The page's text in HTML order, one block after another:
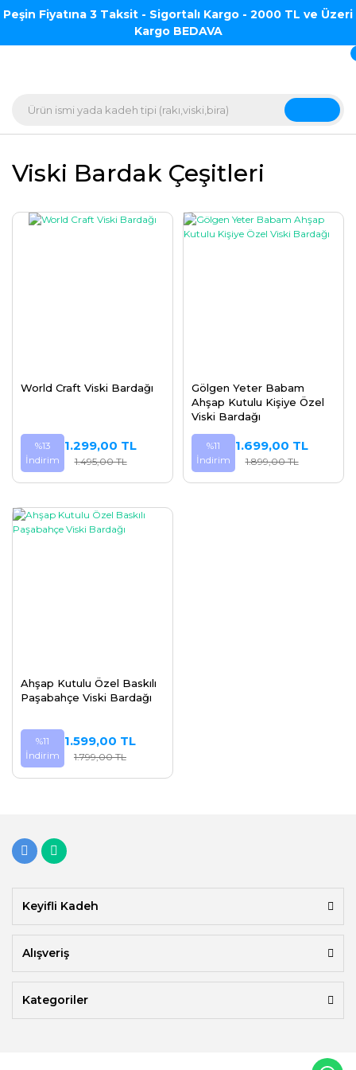
Peşin Fiyatına 3 Taksit - Sigortalı Kargo - 2000 TL ve Üzeri
Kargo BEDAVA
Viski Bardak Çeşitleri
World Craft Viski Bardağı
%13
İndirim
1.299,00 TL
1.495,00 TL
Gölgen Yeter Babam
Ahşap Kutulu Kişiye Özel
Viski Bardağı
%11
İndirim
1.699,00 TL
1.899,00 TL
Ahşap Kutulu Özel Baskılı
Paşabahçe Viski Bardağı
%11
İndirim
1.599,00 TL
1.799,00 TL
Keyifli Kadeh
Alışveriş
Kategoriler